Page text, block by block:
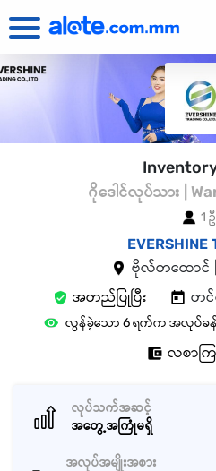
ဂိုဒေါင်လုပ်သား |
1 ဦ
EVERSHINE
ဗိုလ်တထောင်
အတည်ပြုပြီး
တင်
လွန်ခဲ့သော 6 ရက်က အလုပ်ခ
လစာက
လုပ်သက်အဆင့်
အတွေ့အကြုံမရှိ
အလုပ်အမျိုးအစား